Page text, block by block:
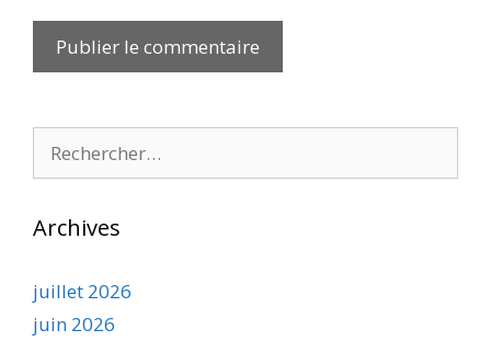
Archives
juillet 2026
juin 2026